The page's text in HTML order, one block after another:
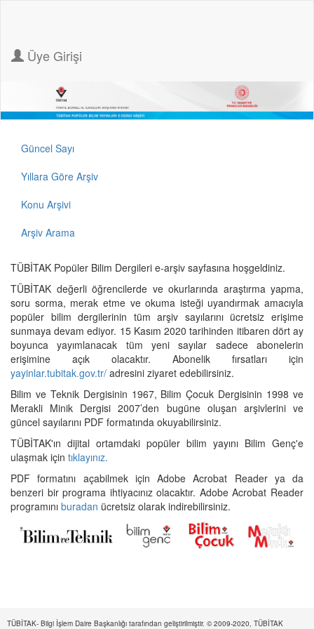
Üye Girişi
Güncel Sayı
Yıllara Göre Arşiv
Konu Arşivi
Arşiv Arama
TÜBİTAK Popüler Bilim Dergileri e-arşiv sayfasına hoşgeldiniz.
TÜBİTAK değerli öğrencilerde ve okurlarında araştırma yapma,
soru sorma, merak etme ve okuma isteği uyandırmak amacıyla
popüler bilim dergilerinin tüm arşiv sayılarını ücretsiz erişime
sunmaya devam ediyor. 15 Kasım 2020 tarihinden itibaren dört ay
boyunca yayımlanacak tüm yeni sayılar sadece abonelerin
erişimine açık olacaktır. Abonelik fırsatları için
yayinlar.tubitak.gov.tr/ adresini ziyaret edebilirsiniz.
Bilim ve Teknik Dergisinin 1967, Bilim Çocuk Dergisinin 1998 ve
Merakli Minik Dergisi 2007’den bugüne oluşan arşivlerini ve
güncel sayılarını PDF formatında okuyabilirsiniz.
TÜBİTAK'ın dijital ortamdaki popüler bilim yayını Bilim Genç'e
ulaşmak için tıklayınız.
PDF formatını açabilmek için Adobe Acrobat Reader ya da
benzeri bir programa ihtiyacınız olacaktır. Adobe Acrobat Reader
programını buradan ücretsiz olarak indirebilirsiniz.
TÜBİTAK- Bilgi İşlem Daire Başkanlığı tarafından geliştirilmiştir. © 2009-2020, TÜBİTAK